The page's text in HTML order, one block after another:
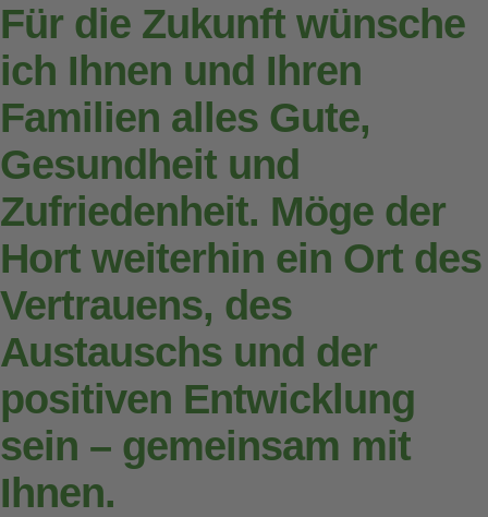
Für die Zukunft wünsche
ich Ihnen und Ihren
Familien alles Gute,
Gesundheit und
Zufriedenheit. Möge der
Hort weiterhin ein Ort des
Vertrauens, des
Austauschs und der
positiven Entwicklung
sein – gemeinsam mit
Ihnen.